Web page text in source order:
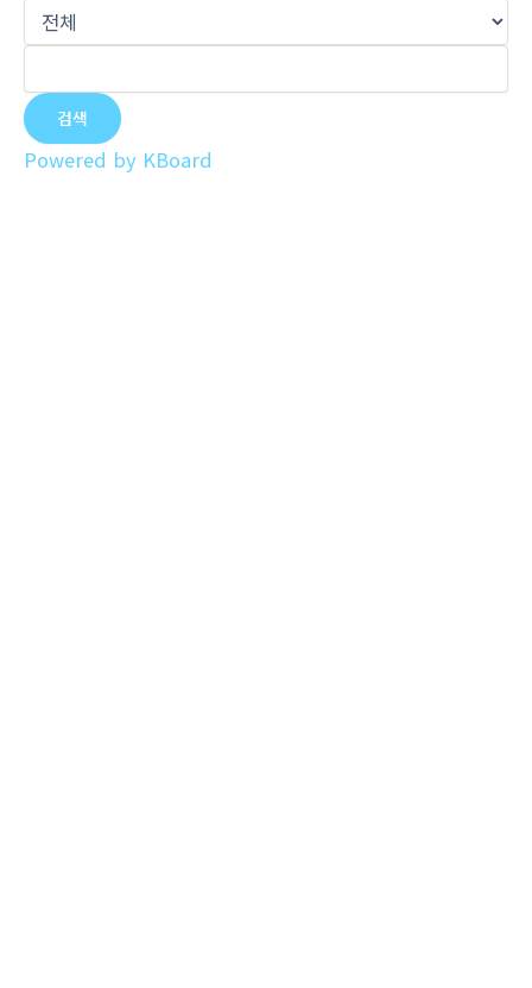
검색
Powered by KBoard